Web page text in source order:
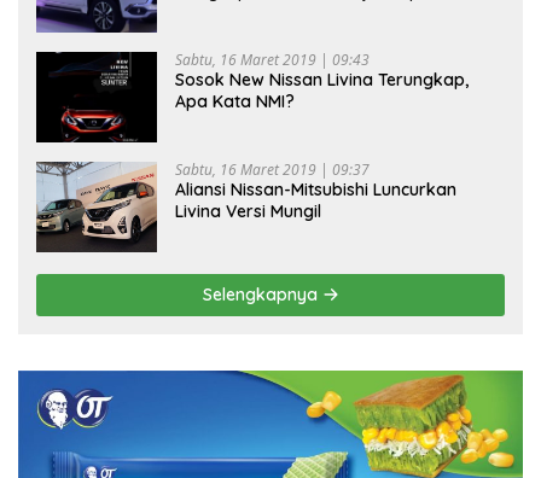
Sabtu, 16 Maret 2019 | 09:43
Sosok New Nissan Livina Terungkap,
Apa Kata NMI?
Sabtu, 16 Maret 2019 | 09:37
Aliansi Nissan-Mitsubishi Luncurkan
Livina Versi Mungil
Selengkapnya